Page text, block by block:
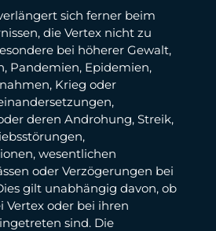
sich ferner beim
die Vertex nicht zu
bei höherer Gewalt,
Pandemien, Epidemien,
Krieg oder
deren Androhung, Streik,
wesentlichen
oder Verzögerungen bei
gilt unabhängig davon, ob
Vertex oder bei ihren
sind. Die